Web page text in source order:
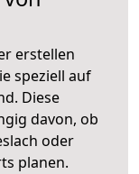
erstellen
speziell auf
Diese
davon, ob
oder
planen.